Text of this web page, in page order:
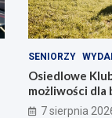
SENIORZY
Osiedlowe
możliwości dla
7 sierpnia